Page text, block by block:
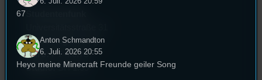
93053 Regensburg
Büro:PT 4.0.73
Studio:SH 1.39
67
Anton Schmandton
6. Juli. 2026 20:55
Heyo meine Minecraft Freunde geiler Song